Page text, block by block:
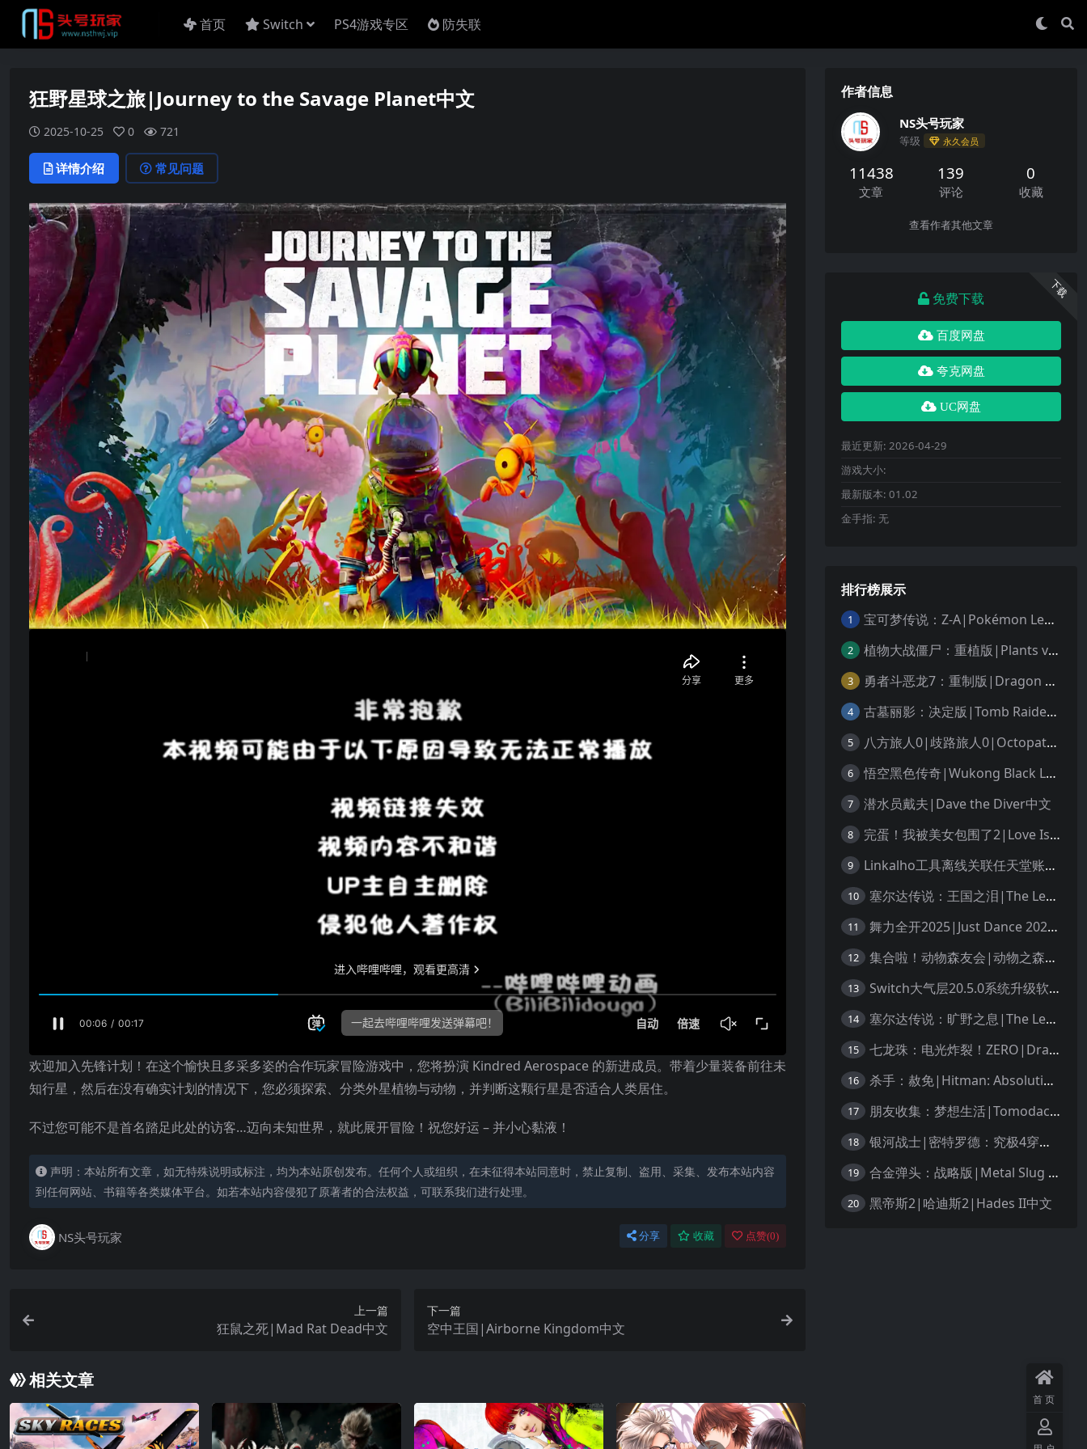
首页 Switch PS4游戏专区 防失联
狂野星球之旅|Journey to the Savage Planet中文
2025-10-25 0 721
详情介绍 常见问题
欢迎加入先锋计划！在这个愉快且多采多姿的合作玩家冒险游戏中，您将扮演 Kindred Aerospace 的新进成员。带着少量装备前往未
知行星，然后在没有确实计划的情况下，您必须探索、分类外星植物与动物，并判断这颗行星是否适合人类居住。
不过您可能不是首名踏足此处的访客…迈向未知世界，就此展开冒险！祝您好运 – 并小心黏液！
声明：本站所有文章，如无特殊说明或标注，均为本站原创发布。任何个人或组织，在未征得本站同意时，禁止复制、盗用、采集、发布本站内容
到任何网站、书籍等各类媒体平台。如若本站内容侵犯了原著者的合法权益，可联系我们进行处理。
NS头号玩家 分享 收藏 点赞(0)
上一篇
狂鼠之死|Mad Rat Dead中文
下一篇
空中王国|Airborne Kingdom中文
相关文章
作者信息
NS头号玩家
等级 永久会员
11438
文章
139
评论
0
收藏
查看作者其他文章
下载
免费下载
百度网盘
夸克网盘
UC网盘
最近更新: 2026-04-29
游戏大小:
最新版本: 01.02
金手指: 无
排行榜展示
1 宝可梦传说：Z-A|Pokémon Legends: Z-A中文
2 植物大战僵尸：重植版|Plants vs. Zombies: Replanted中文
3 勇者斗恶龙7：重制版|Dragon Quest VII Reimagined中文
4 古墓丽影：决定版|Tomb Raider: Definitive Edition中文
5 八方旅人0|歧路旅人0|Octopath Traveler 0中文
6 悟空黑色传奇|Wukong Black Legend
7 潜水员戴夫|Dave the Diver中文
8 完蛋！我被美女包围了2|Love Is All Around 2中文
9 Linkalho工具离线关联任天堂账户教程
10 塞尔达传说：王国之泪|The Legend of Zelda: Tears of the Kingdom中文
11 舞力全开2025|Just Dance 2025中文
12 集合啦！动物森友会|动物之森|Animal Crossing: New Horizons中文
13 Switch大气层20.5.0系统升级软硬破通用教程
14 塞尔达传说：旷野之息|The Legend of Zelda: Breath of the Wild中文
15 七龙珠：电光炸裂！ZERO|Dragon Ball: Sparking! Zero中文
16 杀手：赦免|Hitman: Absolution汉化
17 朋友收集：梦想生活|Tomodachi Life: Living the Dream中文
18 银河战士|密特罗德：究极4穿越未知|Metroid Prime 4: Beyond中文
19 合金弹头：战略版|Metal Slug Tactics中文
20 黑帝斯2|哈迪斯2|Hades II中文
首页